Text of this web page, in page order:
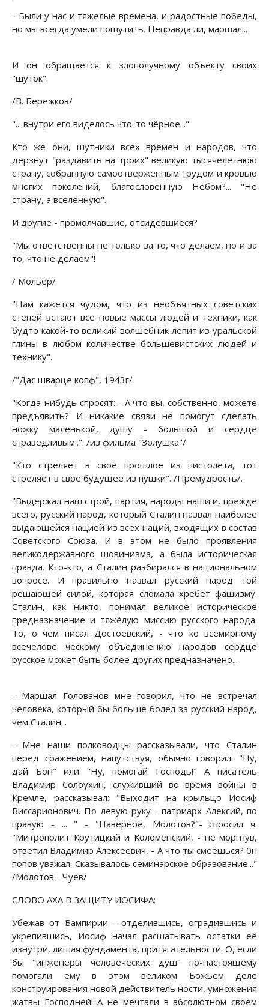
- Были у нас и тяжёлые времена, и радостные победы,
но мы всегда умели пошутить. Неправда ли, маршал...
И он обращается к злополучному объекту своих
"шуток".
/В. Бережков/
"... внутри его виделось что-то чёрное..."
Кто же они, шутники всех времён и народов, что
дерзнут "раздавить на троих" великую тысячелетнюю
страну, собранную самоотверженным трудом и кровью
многих поколений, благословенную Небом?... "Не
страну, а вселенную"...
И другие - промолчавшие, отсидевшиеся?
"Мы ответственны не только за то, что делаем, но и за
то, что не делаем"!
/ Мольер/
"Нам кажется чудом, что из необъятных советских
степей встают все новые массы людей и техники, как
будто какой-то великий волшебник лепит из уральской
глины в любом количестве большевистских людей и
технику".
/"Дас шварце копф", 1943г/
"Когда-нибудь спросят: - А что вы, собственно, можете
предъявить? И никакие связи не помогут сделать
ножку маленькой, душу - большой и сердце
справедливым..". /из фильма "Золушка"/
"Кто стреляет в своё прошлое из пистолета, тот
стреляет в своё будущее из пушки". /Премудрость/.
"Выдержал наш строй, партия, народы наши и, прежде
всего, русский народ, который Сталин назвал наиболее
выдающейся нацией из всех наций, входящих в состав
Советского Союза. И в этом не было проявления
великодержавного шовинизма, а была историческая
правда. Кто-кто, а Сталин разбирался в национальном
вопросе. И правильно назвал русский народ той
решающей силой, которая сломала хребет фашизму.
Сталин, как никто, понимал великое историческое
предназначение и тяжёлую миссию русского народа.
То, о чём писал Достоевский, - что ко всемирному
всечелове ческому объединению народов сердце
русское может быть более других предназначено...
- Маршал Голованов мне говорил, что не встречал
человека, который бы больше болел за русский народ,
чем Сталин...
- Мне наши полководцы рассказывали, что Сталин
перед сражением, напутствуя, обычно говорил: "Ну,
дай Бог!" или "Ну, помогай Господь!" А писатель
Владимир Солоухин, служивший во время войны в
Кремле, рассказывал: "Выходит на крыльцо Иосиф
Виссарионович. По левую руку - патриарх Алексий, по
правую - ... " - "Наверное, Молотов?"- спросил я.
"Митрополит Крутицкий и Коломенский, - не моргнув,
ответил Владимир Алексеевич, - А что ты смеёшься? 0н
попов уважал. Сказывалось семинарское образование..."
/Молотов - Чуев/
СЛОВО АХА В ЗАЩИТУ ИОСИФА:
Убежав от Вампирии - отделившись, оградившись и
укрепившись, Иосиф начал расшатывать остатки её
изнутри, лишая фундамента, притягательности. О, если
бы "инженеры человеческих душ" по-настоящему
помогали ему в этом великом Божьем деле
конструирования новой действитель ности, умножения
жатвы Господней! А не мечтали в абсолютном своём